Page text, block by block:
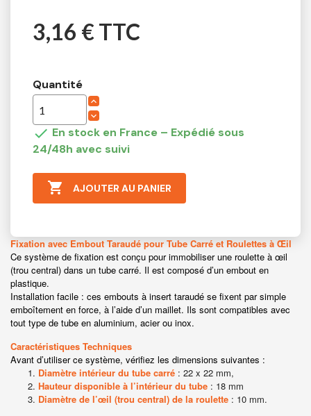
3,16 € TTC
Quantité
 En stock en France – Expédié sous
24/48h avec suivi
 AJOUTER AU PANIER
Fixation avec Embout Taraudé pour Tube Carré et Roulettes à Œil
Ce système de fixation est conçu pour immobiliser une roulette à œil
(trou central) dans un tube carré. Il est composé d’un embout en
plastique.
Installation facile : ces embouts à insert taraudé se fixent par simple
emboîtement en force, à l’aide d’un maillet. Ils sont compatibles avec
tout type de tube en aluminium, acier ou inox.
Caractéristiques Techniques
Avant d’utiliser ce système, vérifiez les dimensions suivantes :
Diamètre intérieur du tube carré : 22 x 22 mm,
Hauteur disponible à l’intérieur du tube : 18 mm
Diamètre de l’œil (trou central) de la roulette : 10 mm.